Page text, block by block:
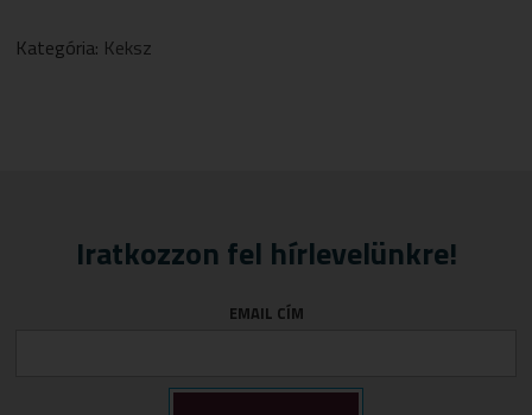
DIGESTIVE
Kategória: Keksz
Iratkozzon fel hírlevelünkre!
EMAIL CÍM